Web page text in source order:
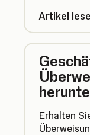
Artikel
Erhalten